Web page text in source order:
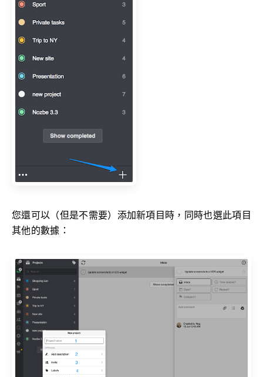
您還可以（但是不需要）添加新項目時，同時也選此項目
其他的數據：